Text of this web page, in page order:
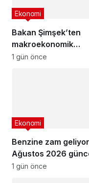
Bakan Şimşek’ten
makroekonomik
istikrar açıklaması
Ekonomi
1 gün önce
Benzine zam
Ağustos 2026
akaryakıt fiyatları
Ekonomi
1 gün önce